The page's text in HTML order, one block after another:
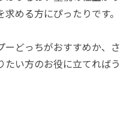
める方にぴったりです。
ーどっちがおすすめか、さ
い方のお役に立てればう